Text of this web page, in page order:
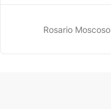
Rosario Moscoso